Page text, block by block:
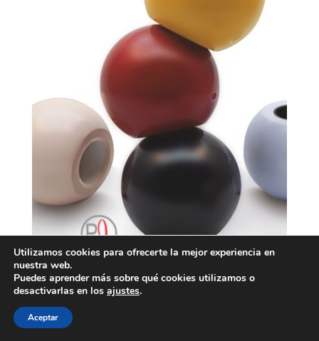
Utilizamos cookies para ofrecerte la mejor experiencia en
nuestra web.
Puedes aprender más sobre qué cookies utilizamos o
desactivarlas en los ajustes.
Aceptar